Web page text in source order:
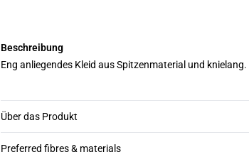
Beschreibung
Über das Produkt
Preferred fibres & materials